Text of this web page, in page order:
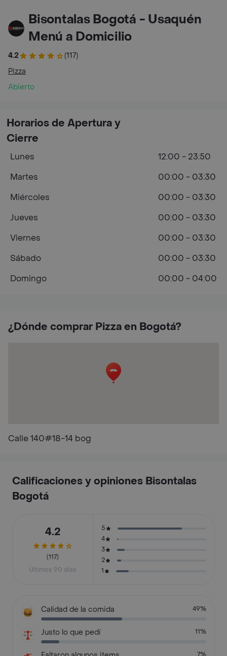
Bisontalas Bogotá - Usaquén
Menú a Domicilio
4.2
(117)
Pizza
Abierto
¿Dónde comprar Pizza en Bogotá?
Calle 140#18-14 bog
Horarios de Apertura y
Cierre
Lunes
12:00 - 23:50
Martes
00:00 - 03:30
Miércoles
00:00 - 03:30
Jueves
00:00 - 03:30
Viernes
00:00 - 03:30
Sábado
00:00 - 03:30
Domingo
00:00 - 04:00
Calificaciones y opiniones Bisontalas
Bogotá
4.2
(117)
Últimos 90 días
5
4
3
2
1
Calidad de la comida 49%
Justo lo que pedí 11%